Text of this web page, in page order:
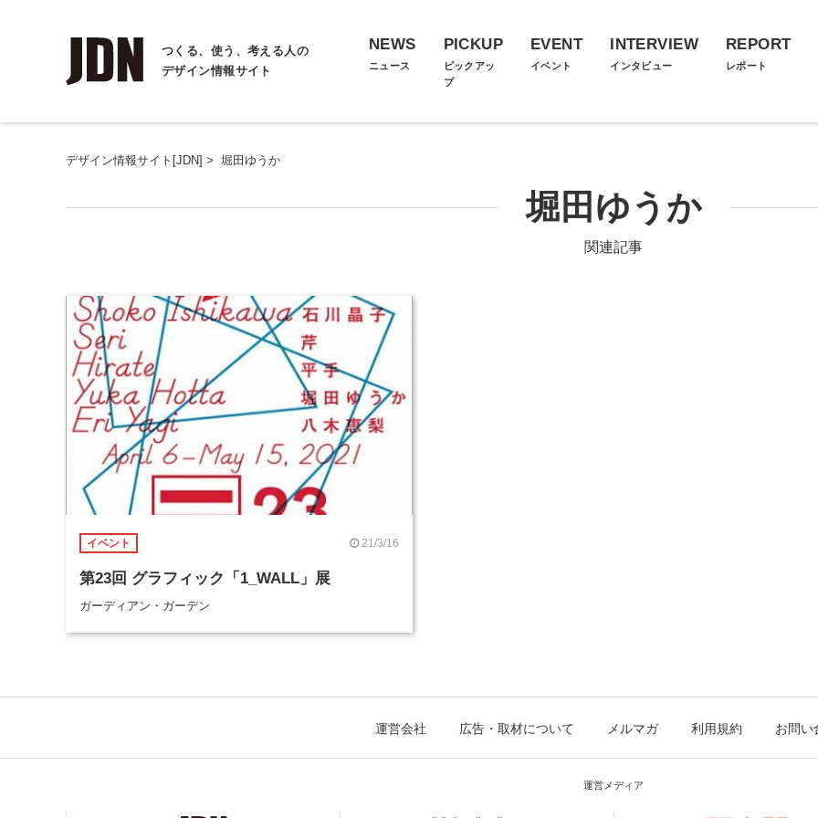
つくる、使う、考える人の
デザイン情報サイト
NEWS
ニュース
PICKUP
ピックアッ
プ
EVENT
イベント
INTERVIEW
インタビュー
REPORT
レポート
デザイン情報サイト[JDN] > 堀田ゆうか
堀田ゆうか
関連記事
イベント 21/3/16
第23回 グラフィック「1_WALL」展
ガーディアン・ガーデン
運営会社 広告・取材について メルマガ 利用規約 お問い
運営メディア